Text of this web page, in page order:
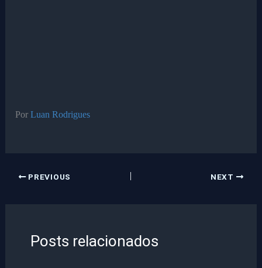
PorLuan Rodrigues
PREVIOUS NEXT
Posts relacionados